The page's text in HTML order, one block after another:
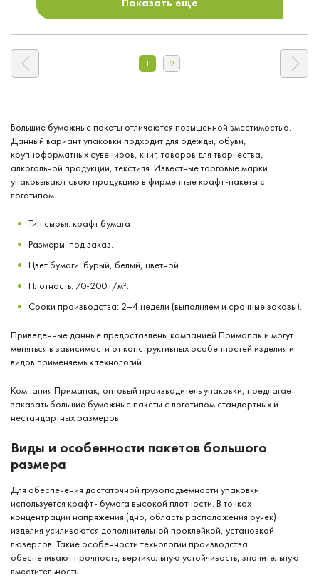
1 2
Большие бумажные пакеты отличаются повышенной вместимостью.
Данный вариант упаковки подходит для одежды, обуви,
крупноформатных сувениров, книг, товаров для творчества,
алкогольной продукции, текстиля. Известные торговые марки
упаковывают свою продукцию в фирменные крафт-пакеты с
логотипом.
Тип сырья: крафт бумага
Размеры: под заказ.
Цвет бумаги: бурый, белый, цветной.
Плотность: 70-200 г/м².
Сроки производства: 2–4 недели (выполняем и срочные заказы).
Приведенные данные предоставлены компанией Примапак и могут
меняться в зависимости от конструктивных особенностей изделия и
видов применяемых технологий.
Компания Примапак, оптовый производитель упаковки, предлагает
заказать большие бумажные пакеты с логотипом стандартных и
нестандартных размеров.
Виды и особенности пакетов большого
размера
Для обеспечения достаточной грузоподъемности упаковки
используется крафт- бумага высокой плотности. В точках
концентрации напряжения (дно, область расположения ручек)
изделия усиливаются дополнительной проклейкой, установкой
люверсов. Такие особенности технологии производства
обеспечивают прочность, вертикальную устойчивость, значительную
вместительность.